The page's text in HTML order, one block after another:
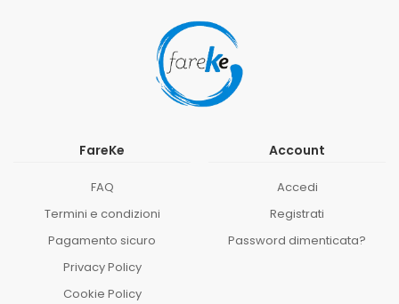
FareKe
FAQ
Termini e condizioni
Pagamento sicuro
Privacy Policy
Cookie Policy
Account
Accedi
Registrati
Password dimenticata?